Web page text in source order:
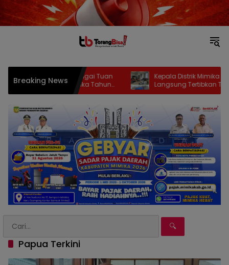
Breaking News
Sebagai Tuan
Mimika Tahun
Kepala Distrik Mimika Baru Turun
Langsung Tertibkan TPS Liar, Libatkan
Warga Cari Solusi Sampah dan
🔍
Papua Terkini